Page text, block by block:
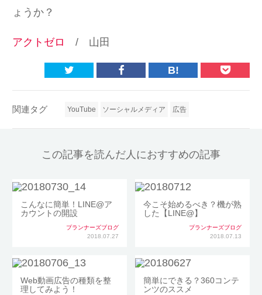
ょうか？
アクトゼロ / 山田
B!
関連タグ YouTube ソーシャルメディア 広告
この記事を読んだ人におすすめの記事
こんなに簡単！LINE@ア
カウントの開設
プランナーズブログ
2018.07.27
今こそ始めるべき？機が熟
した【LINE@】
プランナーズブログ
2018.07.13
Web動画広告の種類を整
理してみよう！
簡単にできる？360コンテ
ンツのススメ